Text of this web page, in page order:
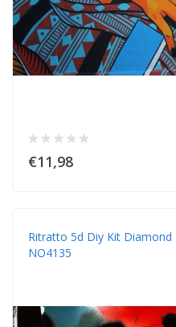
€11,98
Ritratto 5d Diy Kit
NO4135